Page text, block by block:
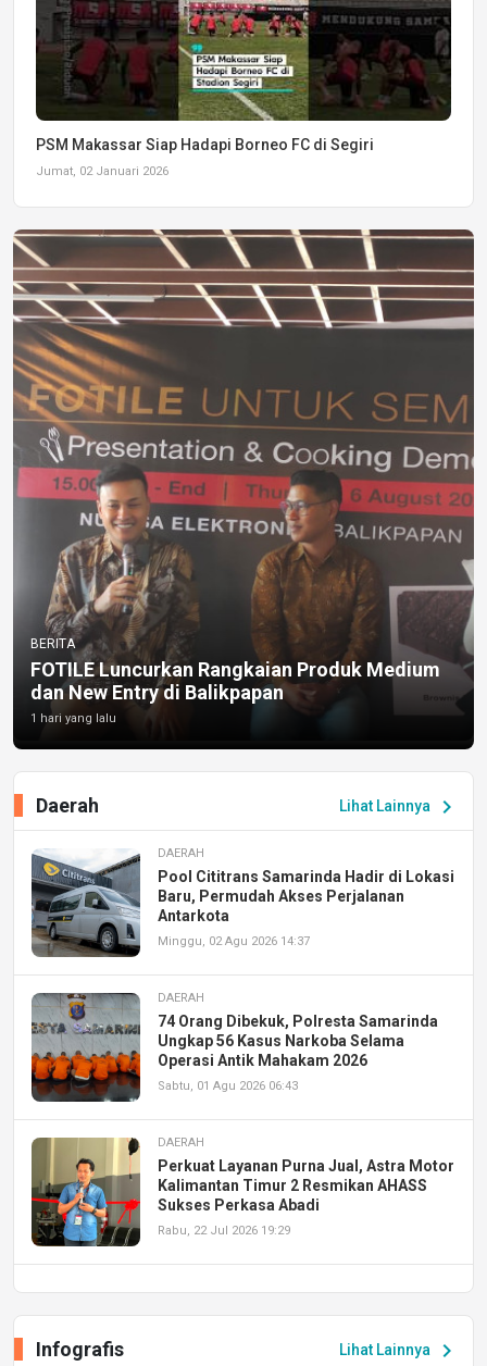
PSM Makassar Siap Hadapi Borneo FC di Segiri
Jumat, 02 Januari 2026
BERITA
FOTILE Luncurkan Rangkaian Produk Medium
dan New Entry di Balikpapan
1 hari yang lalu
Lihat Lainnya chevron_right
Daerah
DAERAH
Pool Cititrans Samarinda Hadir di Lokasi
Baru, Permudah Akses Perjalanan
Antarkota
Minggu, 02 Agu 2026 14:37
DAERAH
74 Orang Dibekuk, Polresta Samarinda
Ungkap 56 Kasus Narkoba Selama
Operasi Antik Mahakam 2026
Sabtu, 01 Agu 2026 06:43
DAERAH
Perkuat Layanan Purna Jual, Astra Motor
Kalimantan Timur 2 Resmikan AHASS
Sukses Perkasa Abadi
Rabu, 22 Jul 2026 19:29
Peluang Kerja dan MagangLihat Lainnya chevron_right
Infografis